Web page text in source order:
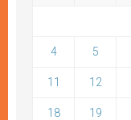
4 5
11 12
18 19